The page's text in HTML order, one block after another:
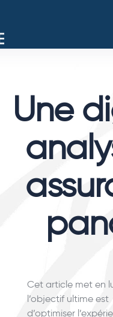
Une
Cet article met en
l’objectif ultime est
d’optimiser